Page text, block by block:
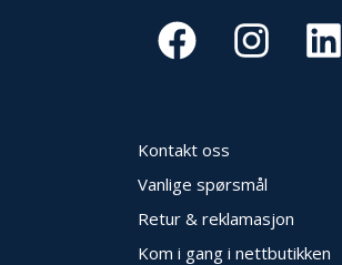
Kontakt oss
Vanlige spørsmål
Retur & reklamasjon
Kom i gang i nettbutikken